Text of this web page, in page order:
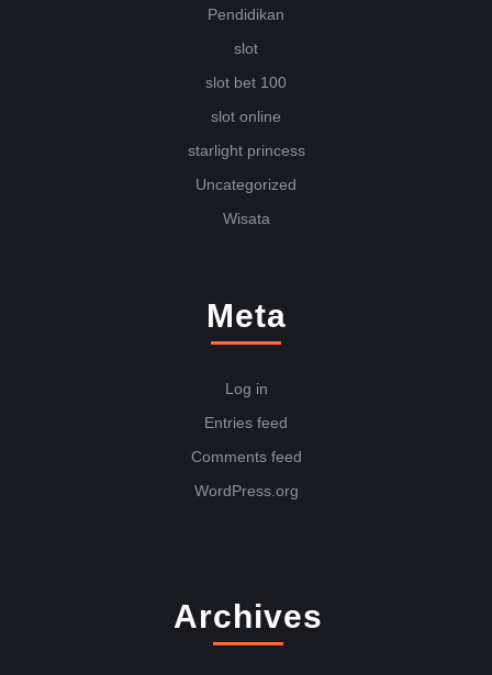
Pendidikan
slot
slot bet 100
slot online
starlight princess
Uncategorized
Wisata
Meta
Log in
Entries feed
Comments feed
WordPress.org
Archives